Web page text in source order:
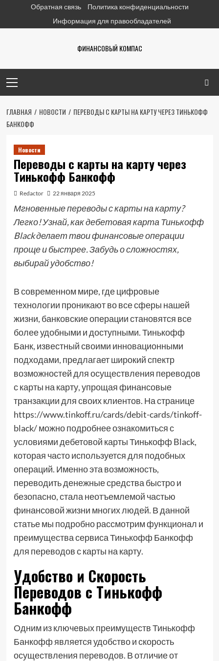
содержимому
Обратная связь
Политика конфиденциальности
Информация для правообладателей
ФИНАНСОВЫЙ КОМПАС
меню
ГЛАВНАЯ НОВОСТИ
ПЕРЕВОДЫ С КАРТЫ НА КАРТУ ЧЕРЕЗ ТИНЬКОФФ
БАНКОФФ
Новости
Переводы с карты на карту через
Тинькофф Банкофф
Redactor 22 января 2025
Мгновенные переводы с карты на карту?
Легко! Узнай, как дебетовая карта Тинькофф
Black делает твои финансовые операции
проще и быстрее. Забудь о сложностях,
выбирай удобство!
В современном мире, где цифровые
технологии проникают во все сферы нашей
жизни, банковские операции становятся все
более удобными и доступными. Тинькофф
Банк, известный своими инновационными
подходами, предлагает широкий спектр
возможностей для осуществления переводов
с карты на карту, упрощая финансовые
транзакции для своих клиентов. На странице
https://www.tinkoff.ru/cards/debit-cards/tinkoff-
black/ можно подробнее ознакомиться с
условиями дебетовой карты Тинькофф Black,
которая часто используется для подобных
операций. Именно эта возможность,
переводить денежные средства быстро и
безопасно, стала неотъемлемой частью
финансовой жизни многих людей. В данной
статье мы подробно рассмотрим функционал и
преимущества сервиса Тинькофф Банкофф
для переводов с карты на карту.
Удобство и Скорость
Переводов с Тинькофф
Банкофф
Одним из ключевых преимуществ Тинькофф
Банкофф является удобство и скорость
осуществления переводов. В отличие от